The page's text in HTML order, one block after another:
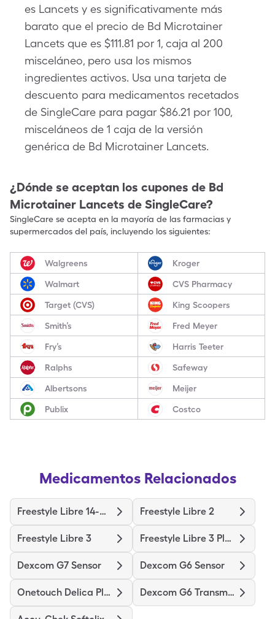
es Lancets y es significativamente más
barato que el precio de Bd Microtainer
Lancets que es $111.81 por 1, caja al 200
misceláneo, pero usa los mismos
ingredientes activos. Usa una tarjeta de
descuento para medicamentos recetados
de SingleCare para pagar $86.21 por 100,
misceláneos de 1 caja de la versión
genérica de Bd Microtainer Lancets.
¿Dónde se aceptan los cupones de Bd
Microtainer Lancets de SingleCare?
SingleCare se acepta en la mayoría de las farmacias y
supermercados del país, incluyendo los siguientes:
Walgreens Kroger
Walmart CVS Pharmacy
Target (CVS) King Scoopers
Smith’s Fred Meyer
Fry’s Harris Teeter
Ralphs Safeway
Albertsons Meijer
Publix Costco
Medicamentos Relacionados
Freestyle Libre 14-Day Freestyle Libre 2
Freestyle Libre 3 Freestyle Libre 3 Plus Sensor
Dexcom G7 Sensor Dexcom G6 Sensor
Onetouch Delica Plus Dexcom G6 Transmitter